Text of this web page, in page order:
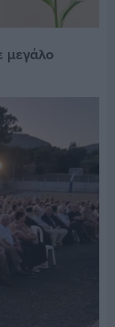
μεγάλο